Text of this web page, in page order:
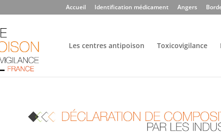
Accueil Identification médicament Angers
Les centres antipoison Toxicovigilance